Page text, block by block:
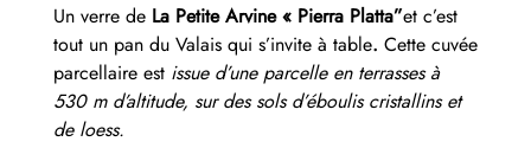
Un verre de La Petite Arvine « Pierra Platta”et c’est
tout un pan du Valais qui s’invite à table. Cette cuvée
parcellaire est issue d’une parcelle en terrasses à
530 m d’altitude, sur des sols d’éboulis cristallins et
de loess.